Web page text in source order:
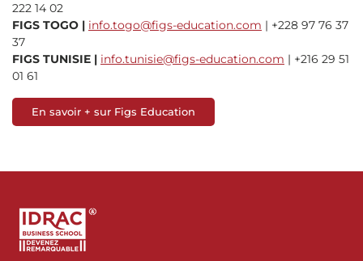
222 14 02
FIGS TOGO | info.togo@figs-education.com | +228 97 76 37
37
FIGS TUNISIE | info.tunisie@figs-education.com | +216 29 51
01 61
En savoir + sur Figs Education